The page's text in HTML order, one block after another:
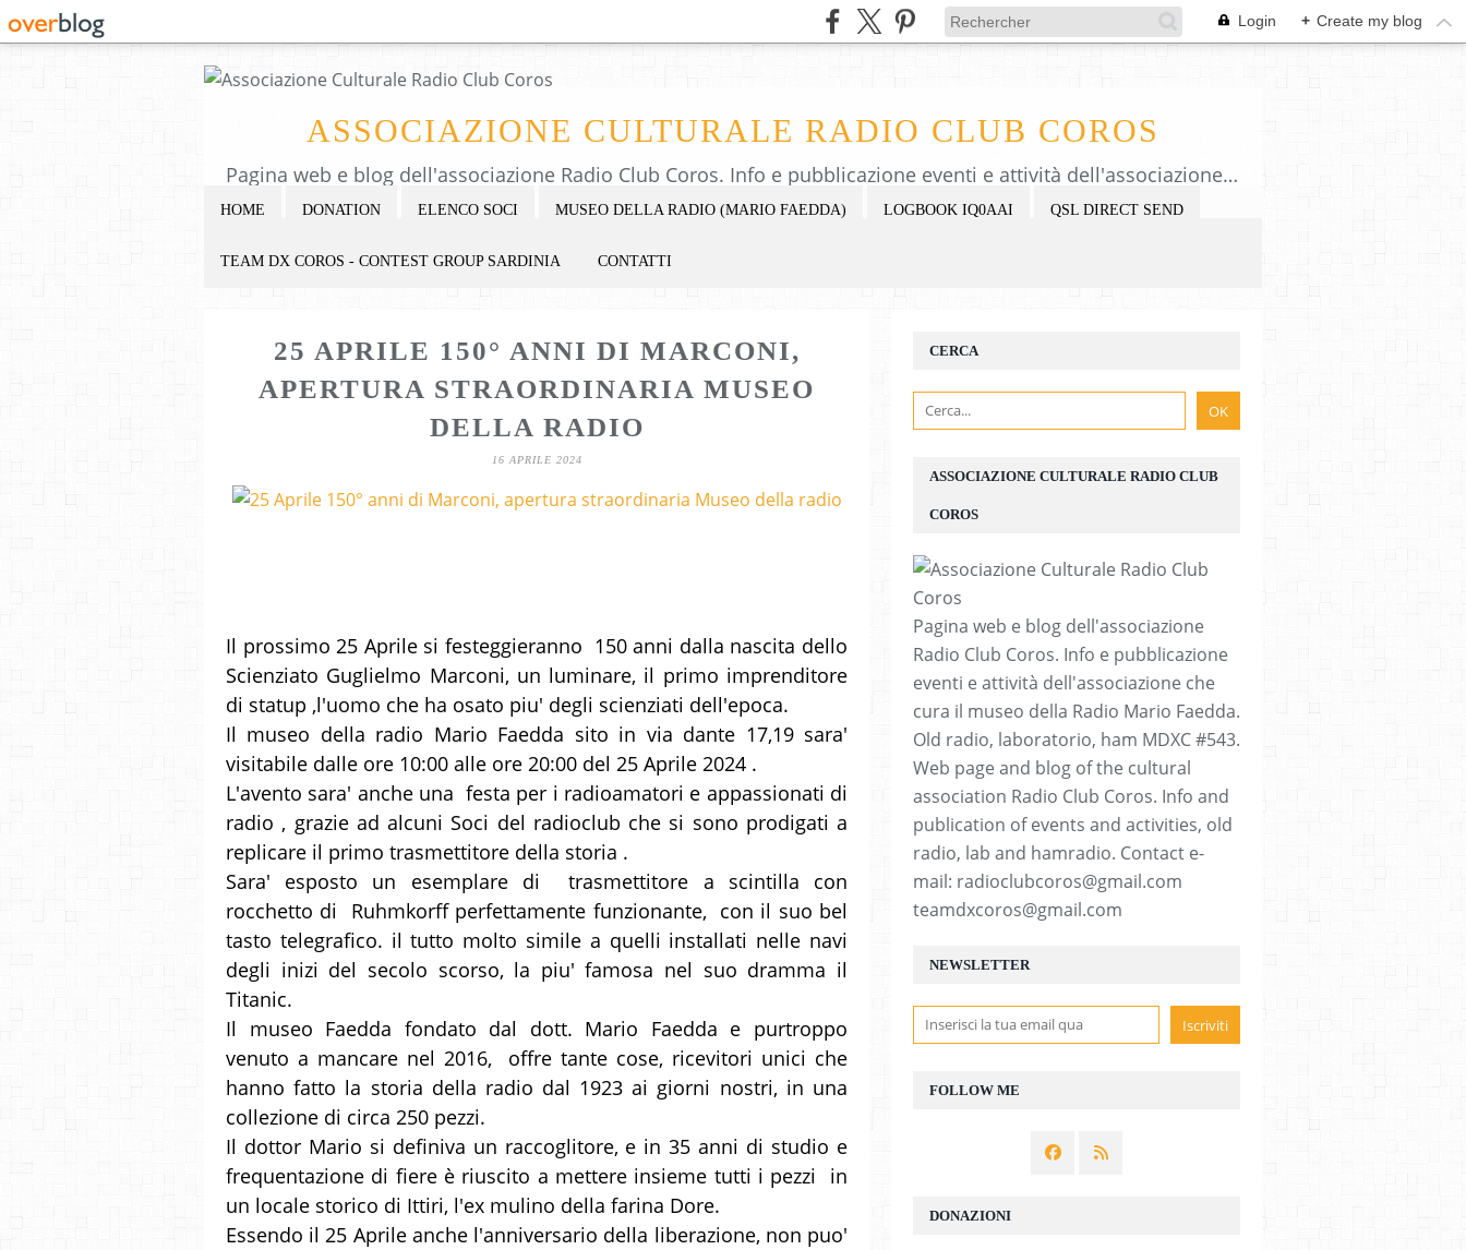
Login + Create my blog
ASSOCIAZIONE CULTURALE RADIO CLUB COROS
Pagina web e blog dell'associazione Radio Club Coros. Info e pubblicazione eventi e attività dell'associazione che cura il museo della Radio Mario Faedda. Old radio, laboratorio, ham MDXC #543. Web page and blog of the cultural association Radio Club Coros. Info and publication of events and activities, old radio, lab and hamradio. Contact e-mail: radioclubcoros@gmail.com teamdxcoros@gmail.com
HOME DONATION ELENCO SOCI MUSEO DELLA RADIO (MARIO FAEDDA) LOGBOOK IQ0AAI QSL DIRECT SEND
TEAM DX COROS - CONTEST GROUP SARDINIA CONTATTI
25 APRILE 150° ANNI DI MARCONI,
APERTURA STRAORDINARIA MUSEO
DELLA RADIO
16 APRILE 2024
Il prossimo 25 Aprile si festeggieranno 150 anni dalla nascita dello
Scienziato Guglielmo Marconi, un luminare, il primo imprenditore
di statup ,l'uomo che ha osato piu' degli scienziati dell'epoca.
Il museo della radio Mario Faedda sito in via dante 17,19 sara'
visitabile dalle ore 10:00 alle ore 20:00 del 25 Aprile 2024 .
L'avento sara' anche una festa per i radioamatori e appassionati di
radio , grazie ad alcuni Soci del radioclub che si sono prodigati a
replicare il primo trasmettitore della storia .
Sara' esposto un esemplare di trasmettitore a scintilla con
rocchetto di Ruhmkorff perfettamente funzionante, con il suo bel
tasto telegrafico. il tutto molto simile a quelli installati nelle navi
degli inizi del secolo scorso, la piu' famosa nel suo dramma il
Titanic.
Il museo Faedda fondato dal dott. Mario Faedda e purtroppo
venuto a mancare nel 2016, offre tante cose, ricevitori unici che
hanno fatto la storia della radio dal 1923 ai giorni nostri, in una
collezione di circa 250 pezzi.
Il dottor Mario si definiva un raccoglitore, e in 35 anni di studio e
frequentazione di fiere è riuscito a mettere insieme tutti i pezzi in
un locale storico di Ittiri, l'ex mulino della farina Dore.
Essendo il 25 Aprile anche l'anniversario della liberazione, non puo'
NEWSLETTER
FOLLOW ME
CERCA
ASSOCIAZIONE CULTURALE RADIO CLUB
COROS
Pagina web e blog dell'associazione
Radio Club Coros. Info e pubblicazione
eventi e attività dell'associazione che
cura il museo della Radio Mario Faedda.
Old radio, laboratorio, ham MDXC #543.
Web page and blog of the cultural
association Radio Club Coros. Info and
publication of events and activities, old
radio, lab and hamradio. Contact e-
mail: radioclubcoros@gmail.com
teamdxcoros@gmail.com
DONAZIONI